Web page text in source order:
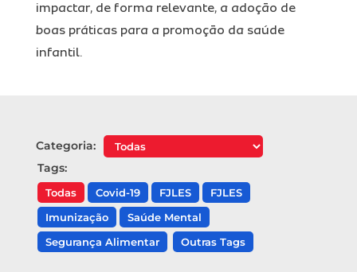
impactar, de forma relevante, a adoção de
boas práticas para a promoção da saúde
infantil.
Categoria:
Tags:
Todas Covid-19 FJLES
FJLES
Imunização
Saúde Mental
Segurança Alimentar
Outras Tags